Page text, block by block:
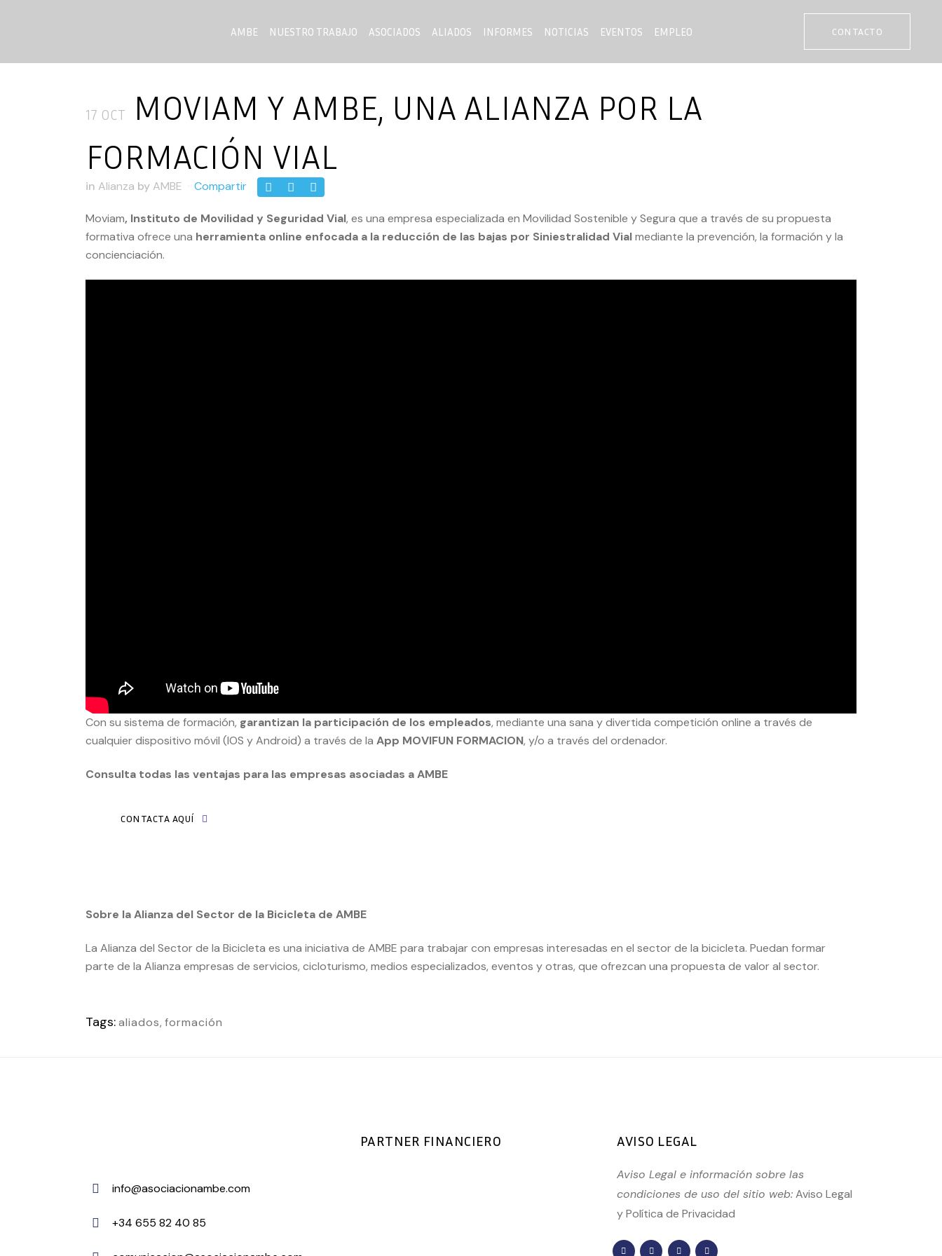
CONTACTO
AMBE NUESTRO TRABAJO ASOCIADOS ALIADOS INFORMES NOTICIAS EVENTOS EMPLEO
17 OCT
MOVIAM Y AMBE, UNA ALIANZA POR LA
FORMACIÓN VIAL
in Alianza by AMBE Compartir
Moviam, Instituto de Movilidad y Seguridad Vial, es una empresa especializada en Movilidad Sostenible y Segura que a través de su propuesta
formativa ofrece una herramienta online enfocada a la reducción de las bajas por Siniestralidad Vialmediante la prevención, la formación y la
concienciación.
Con su sistema de formación, garantizan la participación de los empleados, mediante una sana y divertida competición online a través de
cualquier dispositivo móvil (IOS y Android) a través de la App MOVIFUN FORMACION, y/o a través del ordenador.
Consulta todas las ventajas para las empresas asociadas a AMBE
CONTACTA AQUÍ
Sobre la Alianza del Sector de la Bicicleta de AMBE
La Alianza del Sector de la Bicicleta es una iniciativa de AMBE para trabajar con empresas interesadas en el sector de la bicicleta. Puedan formar
parte de la Alianza empresas de servicios, cicloturismo, medios especializados, eventos y otras, que ofrezcan una propuesta de valor al sector.
Tags:aliados, formación
info@asociacionambe.com
+34 655 82 40 85
PARTNER FINANCIERO AVISO LEGAL
Aviso Legal e información sobre las
condiciones de uso del sitio web: Aviso Legal
yPolítica de Privacidad